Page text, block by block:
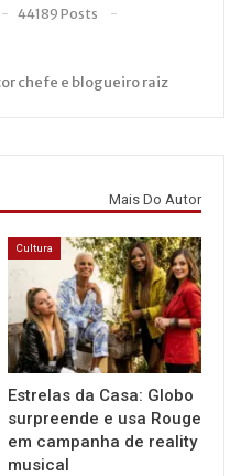
44189 Posts
chefe e blogueiro raiz
Mais Do Autor
Cultura
Estrelas da Casa: Globo
surpreende e usa Rouge
em campanha de reality
musical